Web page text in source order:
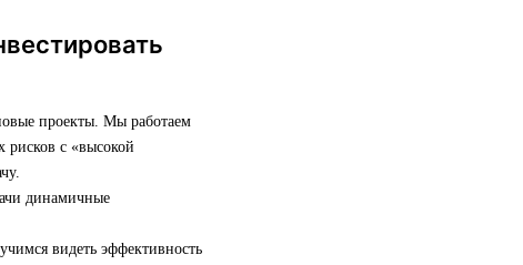
проекты. Мы работаем
рисков с «высокой
динамичные
видеть эффективность